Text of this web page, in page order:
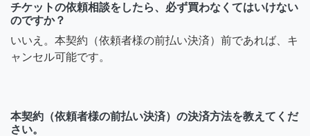
チケットの依頼相談をしたら、必ず買わなくてはいけない
のですか？
いいえ。本契約（依頼者様の前払い決済）前であれば、キ
ャンセル可能です。
本契約（依頼者様の前払い決済）の決済方法を教えてくだ
さい。